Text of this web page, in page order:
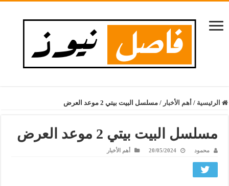
الرئيسية / أهم الأخبار / مسلسل البيت بيتي 2 موعد العرض
مسلسل البيت بيتي 2 موعد العرض
محمود 20/05/2024 أهم الأخبار